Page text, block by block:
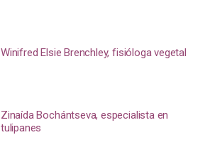
Winifred Elsie Brenchley, fisióloga vegetal
Zinaída Bochántseva, especialista en
tulipanes